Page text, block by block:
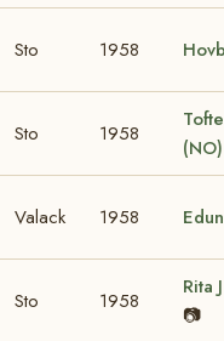
Sto 1958
Sto 1958
Valack 1958
Sto 1958
Rita
📷